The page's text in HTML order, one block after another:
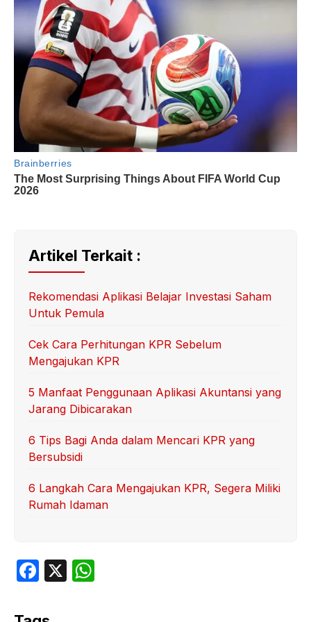
Artikel Terkait :
Rekomendasi Aplikasi Belajar Investasi Saham
Untuk Pemula
Cek Cara Perhitungan KPR Sebelum
Mengajukan KPR
5 Manfaat Penggunaan Aplikasi Akuntansi yang
Jarang Dibicarakan
6 Tips Bagi Anda dalam Mencari KPR yang
Bersubsidi
6 Langkah Cara Mengajukan KPR, Segera Miliki
Rumah Idaman
F
c
X